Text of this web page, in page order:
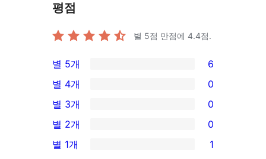
평점
별 5점 만점에 4.4점.
6/5-
별
점
후
기
별 5개 6
0/4-
별
점
후
별 4개 0
0/3-
별
점
별 3개 0
0/2-
별
별 2개 0
1/1-
별 1개 1